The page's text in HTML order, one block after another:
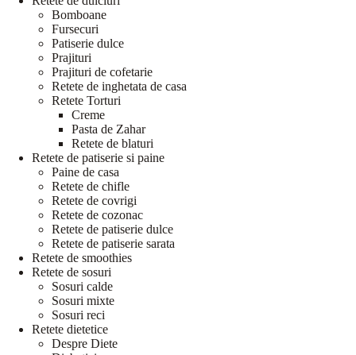
Bomboane
Fursecuri
Patiserie dulce
Prajituri
Prajituri de cofetarie
Retete de inghetata de casa
Retete Torturi
Creme
Pasta de Zahar
Retete de blaturi
Retete de patiserie si paine
Paine de casa
Retete de chifle
Retete de covrigi
Retete de cozonac
Retete de patiserie dulce
Retete de patiserie sarata
Retete de smoothies
Retete de sosuri
Sosuri calde
Sosuri mixte
Sosuri reci
Retete dietetice
Despre Diete